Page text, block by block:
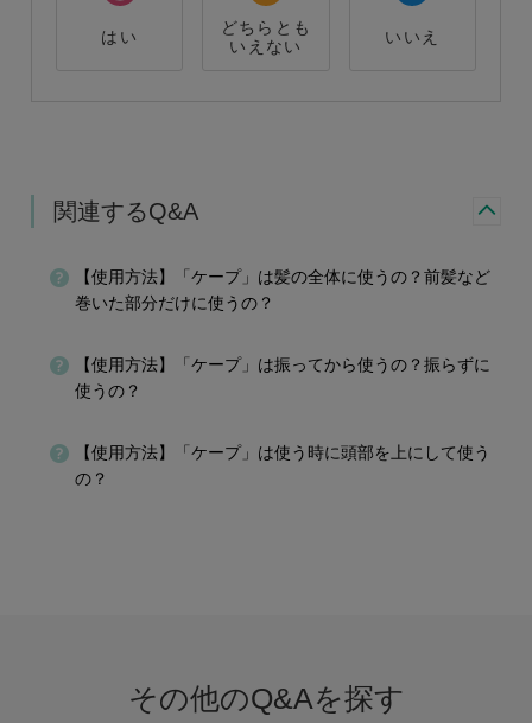
はい
どちらとも
いえない
いいえ
関連するQ&A
【使用方法】「ケープ」は髪の全体に使うの？前髪など
巻いた部分だけに使うの？
【使用方法】「ケープ」は振ってから使うの？振らずに
使うの？
【使用方法】「ケープ」は使う時に頭部を上にして使う
の？
その他のQ&Aを探す